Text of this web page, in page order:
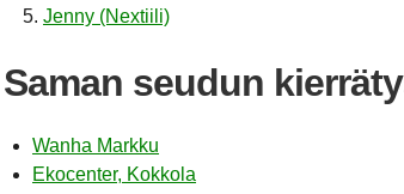
Jenny (Nextiili)
Saman seudun
Wanha Markku
Ekocenter, Kokkola